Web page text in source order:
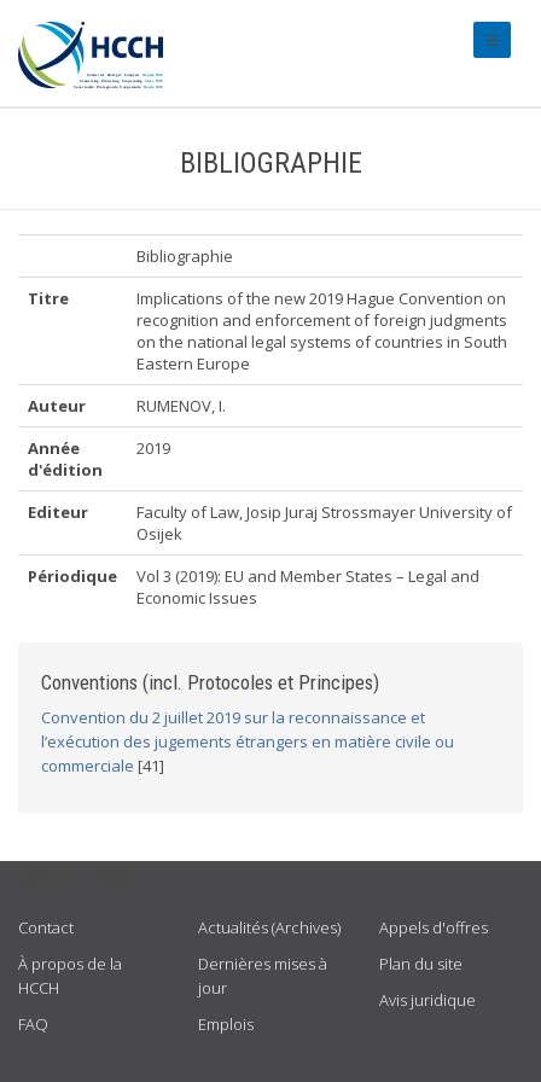
BIBLIOGRAPHIE
Bibliographie
Titre
Implications of the new 2019 Hague Convention on
recognition and enforcement of foreign judgments
on the national legal systems of countries in South
Eastern Europe
Auteur
RUMENOV, I.
Année
d'édition
2019
Editeur
Faculty of Law, Josip Juraj Strossmayer University of
Osijek
Périodique
Vol 3 (2019): EU and Member States – Legal and
Economic Issues
Conventions (incl. Protocoles et Principes)
Convention du 2 juillet 2019 sur la reconnaissance et
l’exécution des jugements étrangers en matière civile ou
commerciale [41]
Contact
À propos de la
HCCH
FAQ
Actualités (Archives)
Dernières mises à
jour
Emplois
Appels d'offres
Plan du site
Avis juridique